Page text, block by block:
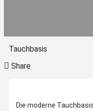
Tauchbasis
Share
Die moderne